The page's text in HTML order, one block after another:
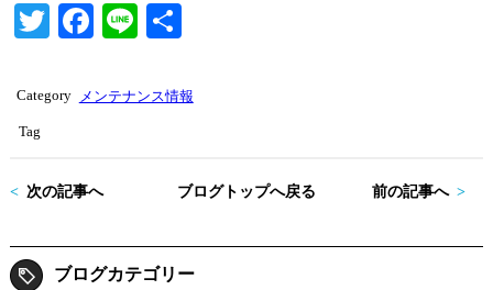
T
tte
Fa
bo
Li
Category メンテナンス情報
Tag
次の記事へ ブログトップへ戻る 前の記事へ
ブログカテゴリー